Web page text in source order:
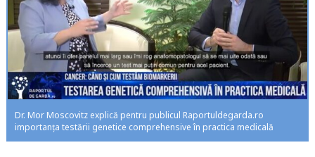
Dr. Mor Moscovitz explică pentru publicul Raportuldegarda.ro
importanța testării genetice comprehensive în practica medicală